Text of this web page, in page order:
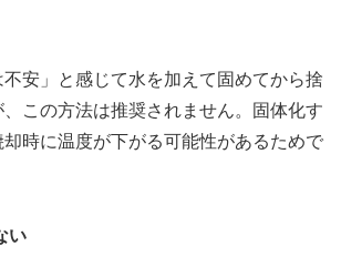
不安」と感じて水を加えて固めてから捨
この方法は推奨されません。固体化す
時に温度が下がる可能性があるためで
い